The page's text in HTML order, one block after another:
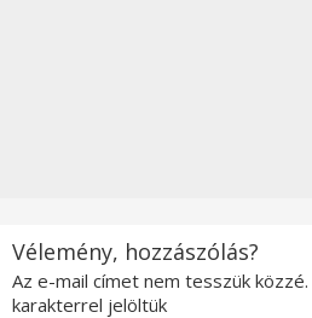
Vélemény, hozzászólás?
Az e-mail címet nem tesszük közzé.
karakterrel jelöltük